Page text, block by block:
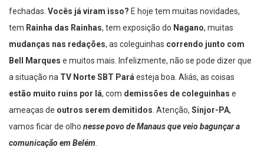
fechadas. Vocês já viram isso? E hoje tem muitas novidades,
tem Rainha das Rainhas, tem exposição do Nagano, muitas
mudanças nas redações, as coleguinhas correndo junto com
Bell Marques e muitos mais. Infelizmente, não se pode dizer que
a situação na TV Norte SBT Pará esteja boa. Aliás, as coisas
estão muito ruins por lá, com demissões de coleguinhas e
ameaças de outros serem demitidos . Atenção, Sinjor-PA,
vamos ficar de olho nesse povo de Manaus que veio bagunçar a
comunicação em Belém